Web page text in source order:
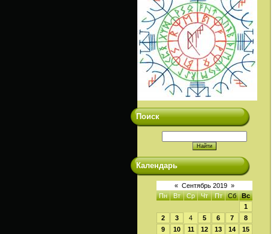
Поиск
Календарь
« Сентябрь 2019 »
Пн
Вт Ср Чт Пт Сб
Вс
1
2
3 4 5 6 7
8
9
10 11 12 13 14
15